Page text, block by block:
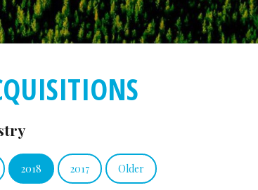
2018 2017 Older